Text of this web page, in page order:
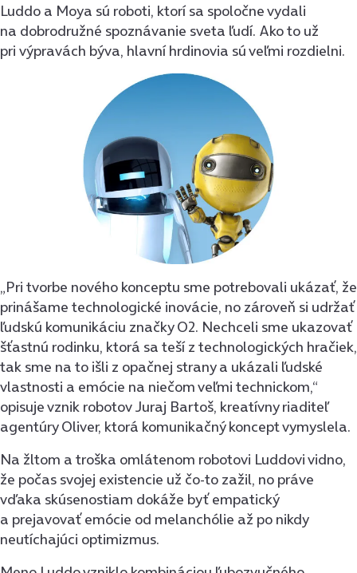
Luddo a Moya sú roboti, ktorí sa spoločne vydali
na dobrodružné spoznávanie sveta ľudí. Ako to už
pri výpravách býva, hlavní hrdinovia sú veľmi rozdielni.
„Pri tvorbe nového konceptu sme potrebovali ukázať, že
prinášame technologické inovácie, no zároveň si udržať
ľudskú komunikáciu značky O2. Nechceli sme ukazovať
šťastnú rodinku, ktorá sa teší z technologických hračiek,
tak sme na to išli z opačnej strany a ukázali ľudské
vlastnosti a emócie na niečom veľmi technickom,“
opisuje vznik robotov Juraj Bartoš, kreatívny riaditeľ
agentúry Oliver, ktorá komunikačný koncept vymyslela.
Na žltom a troška omlátenom robotovi Luddovi vidno,
že počas svojej existencie už čo-to zažil, no práve
vďaka skúsenostiam dokáže byť empatický
a prejavovať emócie od melanchólie až po nikdy
neutíchajúci optimizmus.